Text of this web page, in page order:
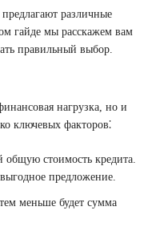
различные
гайде мы расскажем вам
правильный выбор.
нагрузка, но и
ключевых факторов⁚
стоимость кредита.
предложение.
меньше будет сумма